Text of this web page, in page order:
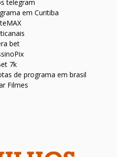
telegram
em Curitiba
bet
7k
de programa em brasil
Filmes